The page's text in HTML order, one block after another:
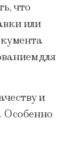
что
или
для
и
Особенно